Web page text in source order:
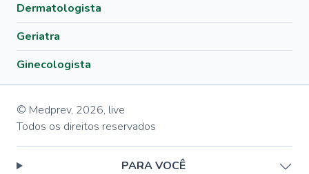
Dermatologista
Geriatra
Ginecologista
© Medprev, 2026, live
Todos os direitos reservados
PARA VOCÊ